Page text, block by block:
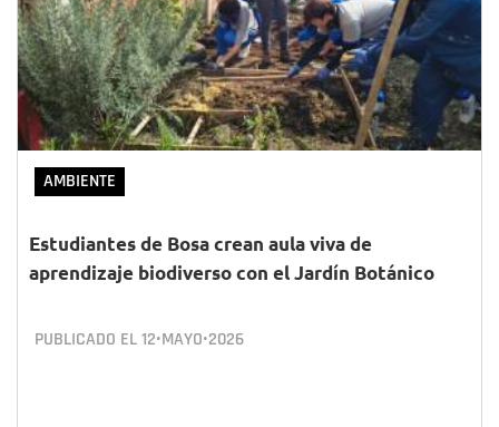
AMBIENTE
Estudiantes de Bosa crean aula viva de
aprendizaje biodiverso con el Jardín Botánico
PUBLICADO EL12•MAYO•2026